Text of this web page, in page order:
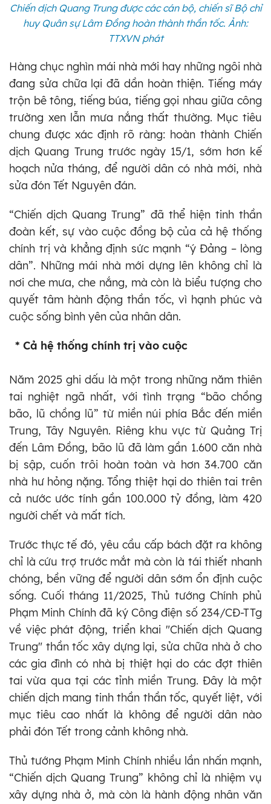
Chiến dịch Quang Trung được các cán bộ, chiến sĩ Bộ chỉ
huy Quân sự Lâm Đồng hoàn thành thần tốc. Ảnh:
TTXVN phát
Hàng chục nghìn mái nhà mới hay những ngôi nhà
đang sửa chữa lại đã dần hoàn thiện. Tiếng máy
trộn bê tông, tiếng búa, tiếng gọi nhau giữa công
trường xen lẫn mưa nắng thất thường. Mục tiêu
chung được xác định rõ ràng: hoàn thành Chiến
dịch Quang Trung trước ngày 15/1, sớm hơn kế
hoạch nửa tháng, để người dân có nhà mới, nhà
sửa đón Tết Nguyên đán.
“Chiến dịch Quang Trung” đã thể hiện tinh thần
đoàn kết, sự vào cuộc đồng bộ của cả hệ thống
chính trị và khẳng định sức mạnh “ý Đảng – lòng
dân”. Những mái nhà mới dựng lên không chỉ là
nơi che mưa, che nắng, mà còn là biểu tượng cho
quyết tâm hành động thần tốc, vì hạnh phúc và
cuộc sống bình yên của nhân dân.
* Cả hệ thống chính trị vào cuộc
Năm 2025 ghi dấu là một trong những năm thiên
tai nghiệt ngã nhất, với tình trạng “bão chồng
bão, lũ chồng lũ” từ miền núi phía Bắc đến miền
Trung, Tây Nguyên. Riêng khu vực từ Quảng Trị
đến Lâm Đồng, bão lũ đã làm gần 1.600 căn nhà
bị sập, cuốn trôi hoàn toàn và hơn 34.700 căn
nhà hư hỏng nặng. Tổng thiệt hại do thiên tai trên
cả nước ước tính gần 100.000 tỷ đồng, làm 420
người chết và mất tích.
Trước thực tế đó, yêu cầu cấp bách đặt ra không
chỉ là cứu trợ trước mắt mà còn là tái thiết nhanh
chóng, bền vững để người dân sớm ổn định cuộc
sống. Cuối tháng 11/2025, Thủ tướng Chính phủ
Phạm Minh Chính đã ký Công điện số 234/CĐ-TTg
về việc phát động, triển khai "Chiến dịch Quang
Trung" thần tốc xây dựng lại, sửa chữa nhà ở cho
các gia đình có nhà bị thiệt hại do các đợt thiên
tai vừa qua tại các tỉnh miền Trung. Đây là một
chiến dịch mang tinh thần thần tốc, quyết liệt, với
mục tiêu cao nhất là không để người dân nào
phải đón Tết trong cảnh không nhà.
Thủ tướng Phạm Minh Chính nhiều lần nhấn mạnh,
“Chiến dịch Quang Trung” không chỉ là nhiệm vụ
xây dựng nhà ở, mà còn là hành động nhân văn